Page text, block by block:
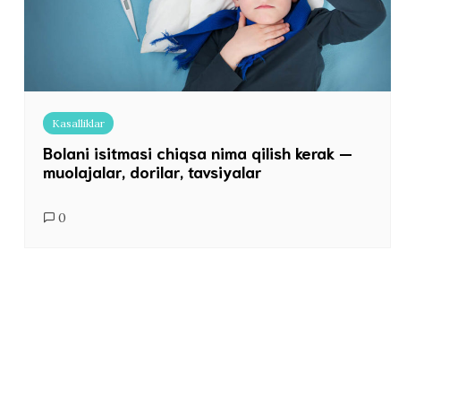
Kasalliklar
Bolani isitmasi chiqsa nima qilish kerak —
muolajalar, dorilar, tavsiyalar
0